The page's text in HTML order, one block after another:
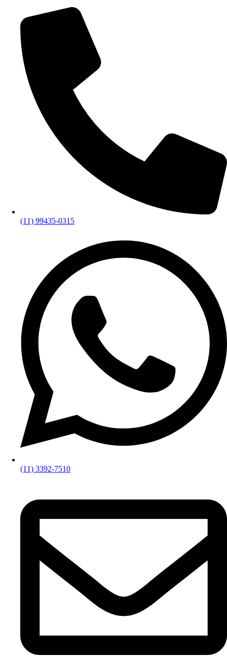
(11) 99435-0315
(11) 3392-7510